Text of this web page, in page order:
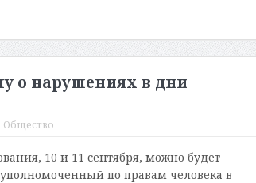
о нарушениях в дни
Общество
10 и 11 сентября, можно будет
по правам человека в